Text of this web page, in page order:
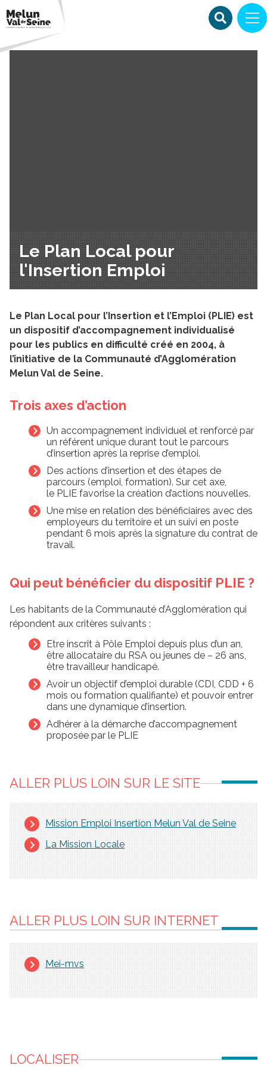
Le Plan Local pour
l'Insertion Emploi
Le Plan Local pour l’Insertion et l’Emploi (PLIE) est
un dispositif d’accompagnement individualisé
pour les publics en difficulté créé en 2004, à
l’initiative de la Communauté d’Agglomération
Melun Val de Seine.
Trois axes d’action
Un accompagnement individuel et renforcé par
un référent unique durant tout le parcours
d’insertion après la reprise d’emploi.
Des actions d’insertion et des étapes de
parcours (emploi, formation). Sur cet axe,
le PLIE favorise la création d’actions nouvelles.
Une mise en relation des bénéficiaires avec des
employeurs du territoire et un suivi en poste
pendant 6 mois après la signature du contrat de
travail.
Qui peut bénéficier du dispositif PLIE ?
Les habitants de la Communauté d’Agglomération qui
répondent aux critères suivants :
Etre inscrit à Pôle Emploi depuis plus d’un an,
être allocataire du RSA ou jeunes de – 26 ans,
être travailleur handicapé.
Avoir un objectif d’emploi durable (CDI, CDD + 6
mois ou formation qualifiante) et pouvoir entrer
dans une dynamique d’insertion.
Adhérer à la démarche d’accompagnement
proposée par le PLIE
ALLER PLUS LOIN SUR LE SITE
Mission Emploi Insertion Melun Val de Seine
La Mission Locale
ALLER PLUS LOIN SUR INTERNET
Mei-mvs
LOCALISER